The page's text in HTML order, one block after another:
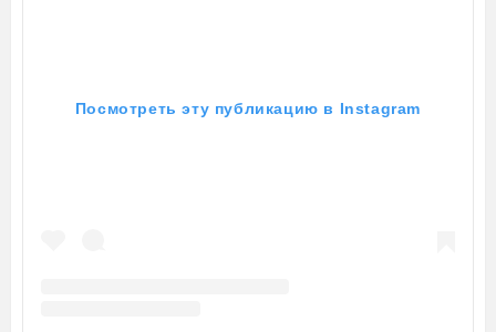
Посмотреть эту публикацию в Instagram